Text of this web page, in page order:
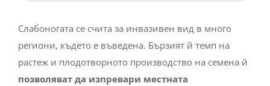
Слабоногата се счита за инвазивен вид в много
региони, където е въведена. Бързият й темп на
растеж и плодотворното производство на семена й
позволяват да изпревари местната